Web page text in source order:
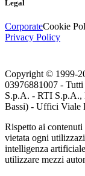
Legal
CorporateCookie
Privacy Policy
Copyright © 1999-
03976881007 -
S.p.A. - RTI S.p.A.,
Bassi) - Uffici Viale
Rispetto ai
vietata ogni
intelligenza
utilizzare mezzi